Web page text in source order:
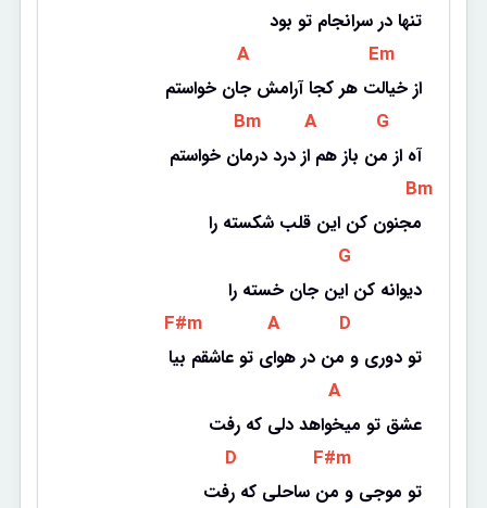
تنها در سرانجام تو بود
A Em
از خیالت هر کجا آرامش جان خواستم
Bm A G
آه از من باز هم از درد درمان خواستم
Bm
مجنون کن این قلب شکسته را
G
دیوانه کن این جان خسته را
F#m A D
تو دوری و من در هوای تو عاشقم بیا
A
عشق تو میخواهد دلی که رفت
D F#m
تو موجی و من ساحلی که رفت